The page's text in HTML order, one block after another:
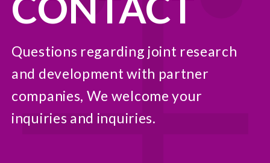
Questions regarding joint research
and development with partner
companies, We welcome your
inquiries and inquiries.